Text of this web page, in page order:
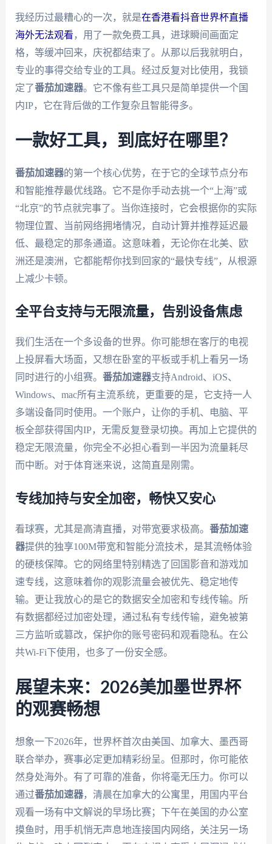
我经历过最糟心的一次，就是在香港看抖音世界杯直播
海外无法观看 ，用了一款免费工具，进球瞬间画面定
格，等缓冲回来，庆祝都结束了。从那以后我就明白，
专业的事得交给专业的工具。经过反复对比使用，我锁
定了番茄加速器。它不像有些工具只是简单提供一个国
内IP，它在背后做的工作复杂且智能得多。
一款好工具，到底好在哪里？
番茄加速器的第一个核心优势，在于它的全球节点分布
和智能推荐最优线路。它不是你手动去挑一个“上海”或
“北京”的节点就完事了。当你连接时，它会根据你的实际
物理位置、当前网络拥堵情况，自动计算并推荐延迟最
低、最稳定的那条通道。这意味着，无论你在北美、欧
洲还是澳洲，它都能帮你找到回家的“最快专线”，从根源
上减少卡顿。
全平台支持与无限流量，告别设备焦虑
我们生活在一个多设备的世界。你可能想在客厅的电视
上投屏看大场面，又想在卧室的平板或手机上看另一场
同时进行的小组赛。 番茄加速器支持Android、iOS、
Windows、mac所有主流系统，更重要的是，它支持一人
多端设备同时使用。一个账户，让你的手机、电脑、平
板全部获得国内IP，无需反复登录切换。再加上它提供的
稳定无限流量，你完全不必担心看到一半因为流量耗尽
而中断。对于体育迷来说，这简直是刚需。
专线加持与安全加密，畅快又安心
看球赛，尤其是高清直播，对带宽要求极高。 番茄加速
器提供的独享100M带宽和智能分流技术，是其流畅体验
的硬核保障。它的网络里特别精选了回国影音和游戏加
速专线，这意味着你的观影流量会被优先、稳定地传
输。更让我放心的是它的数据安全加密和专线传输。所
有数据都经过加密处理，通过私有专线传输，避免被第
三方监听或篡改，保护你的账号密码和观看隐私。在公
共Wi-Fi下使用，也多了一份安全感。
展望未来：2026美加墨世界杯
的观赛畅想
想象一下2026年，世界杯首次由美国、加拿大、墨西哥
联合举办，赛事必定更加精彩纷呈。但那时，你可能依
然身处海外。有了可靠的准备，你将毫无压力。你可以
通过番茄加速器，清晨在加拿大的公寓里，用国内平台
观看一场有中文解说的早场比赛；下午在美国的办公室
摸鱼时，用手机悄无声息地连接国内网络，关注另一场